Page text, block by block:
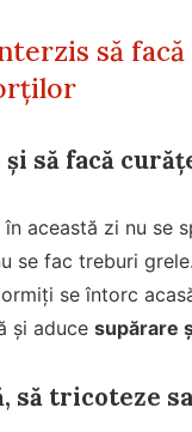
să
și să facă
această zi nu se
se fac treburi
se întorc
și aduce supărare
să tricoteze